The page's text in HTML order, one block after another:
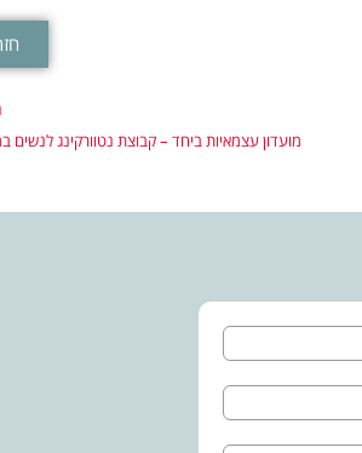
מועדון עצמאיות ביחד – קבוצת נטוורקינג לנשים